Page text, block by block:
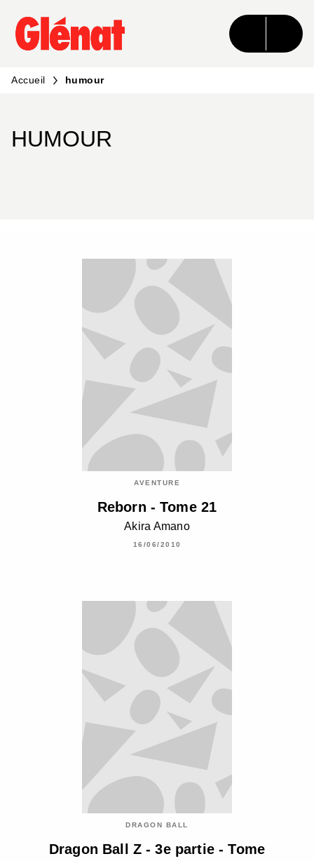
MENU RECHERCHE CONTENU
PIED DE PAGE
Accueil humour
HUMOUR
AVENTURE
Reborn - Tome 21
Akira Amano
16/06/2010
DRAGON BALL
Dragon Ball Z - 3e partie - Tome